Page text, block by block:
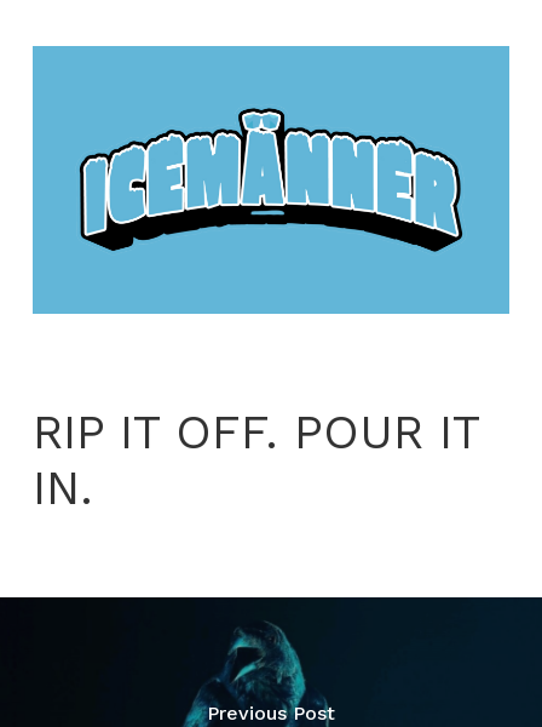
RIP IT OFF. POUR IT
IN.
Previous Post